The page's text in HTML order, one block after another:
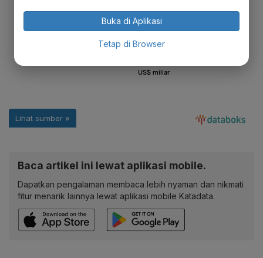
Baca artikel ini lewat aplikasi mobile.
Dapatkan pengalaman membaca lebih nyaman dan nikmati
fitur menarik lainnya lewat aplikasi mobile Katadata.
Buka di Aplikasi
Tetap di Browser